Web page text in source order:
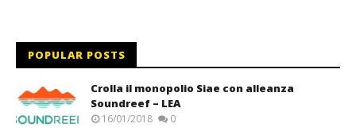
POPULAR POSTS
Crolla il monopolio Siae con alleanza
Soundreef – LEA
16/01/2018 0